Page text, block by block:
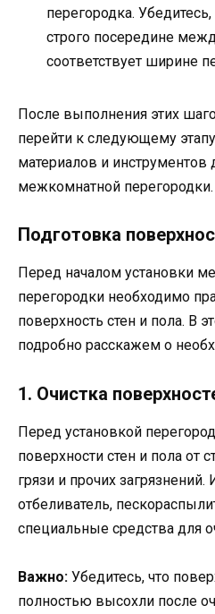
перегородка.
строго посередине
соответствует ширине
После выполнения этих
перейти к следующему
материалов и инструментов
межкомнатной перегородки.
Подготовка
Перед началом установки
перегородки необходимо
поверхность стен и пола. В
подробно расскажем о
1. Очистка
Перед установкой
поверхности стен и пола от
грязи и прочих загрязнений.
отбеливатель,
специальные средства для
Важно: Убедитесь, что
полностью высохли после